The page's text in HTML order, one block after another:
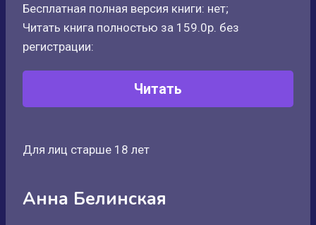
Бесплатная полная версия книги: нет;
Читать книга полностью за 159.0р. без
регистрации:
Читать
Для лиц старше 18 лет
Анна Белинская